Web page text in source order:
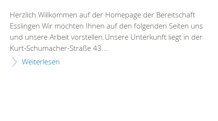
Herzlich Willkommen auf der Homepage der Bereitschaft
Esslingen Wir möchten Ihnen auf den folgenden Seiten uns
und unsere Arbeit vorstellen.Unsere Unterkunft liegt in der
Kurt-Schumacher-Straße 43...
Weiterlesen